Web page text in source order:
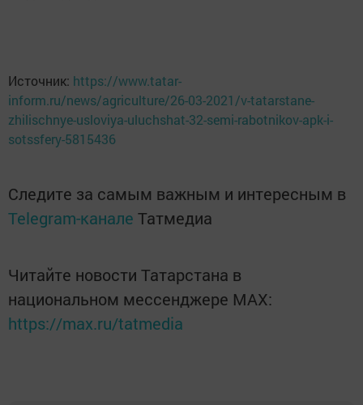
Источник: https://www.tatar-
inform.ru/news/agriculture/26-03-2021/v-tatarstane-
zhilischnye-usloviya-uluchshat-32-semi-rabotnikov-apk-i-
sotssfery-5815436
Следите за самым важным и интересным в
Telegram-канале Татмедиа
Читайте новости Татарстана в
национальном мессенджере MАХ:
https://max.ru/tatmedia